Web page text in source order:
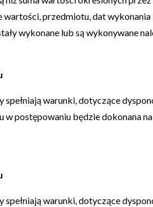
wartości, przedmiotu, dat
wykonane lub są wykonywane
warunki, dotyczące
w postępowaniu będzie dokonana
warunki, dotyczące